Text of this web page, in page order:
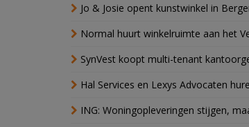
Jo & Josie opent kunstwinkel in
Normal huurt winkelruimte aan het
SynVest koopt multi-tenant
Hal Services en Lexys Advocaten
ING: Woningopleveringen stijgen,